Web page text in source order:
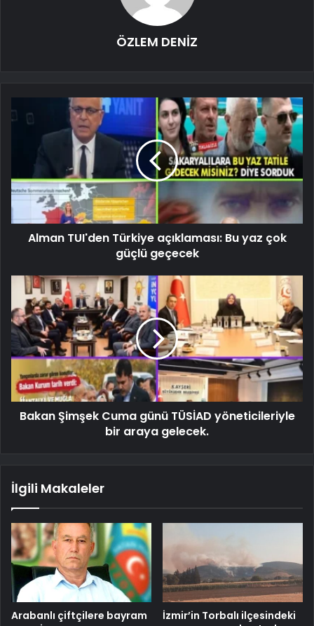
ÖZLEM DENİZ
Alman TUI'den Türkiye açıklaması: Bu yaz çok
güçlü geçecek
Bakan Şimşek Cuma günü TÜSİAD yöneticileriyle
bir araya gelecek.
İlgili Makaleler
Arabanlı çiftçilere bayram
İzmir’in Torbalı ilçesindeki